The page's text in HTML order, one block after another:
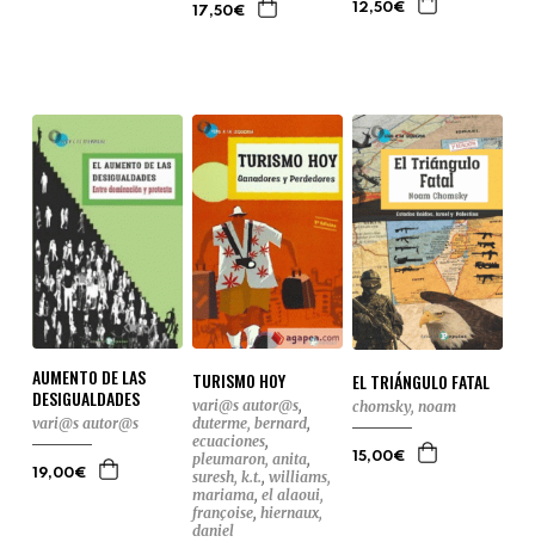
17,50€ 12,50€
AUMENTO DE LAS
DESIGUALDADES
vari@s autor@s
19,00€
TURISMO HOY
vari@s autor@s,
duterme, bernard,
ecuaciones,
pleumaron, anita,
suresh, k.t., williams,
mariama, el alaoui,
françoise, hiernaux,
daniel
EL TRIÁNGULO FATAL
chomsky, noam
15,00€